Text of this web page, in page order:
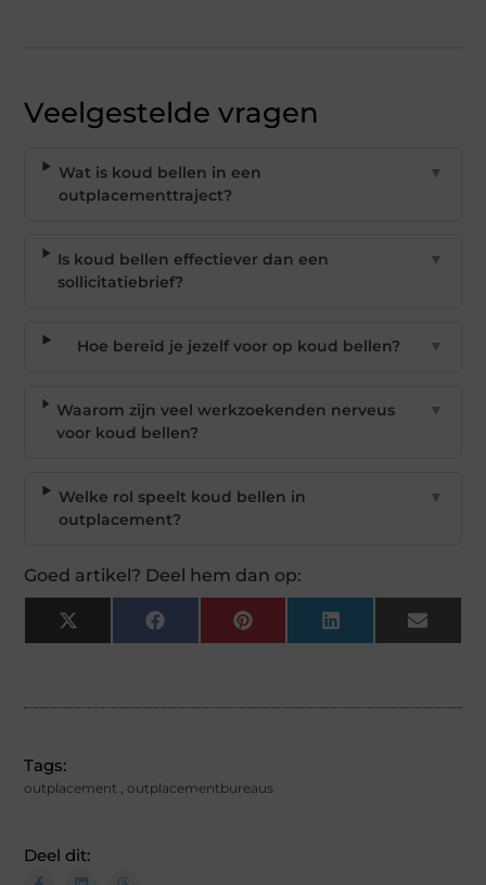
Veelgestelde vragen
Wat is koud bellen in een
outplacementtraject?
▼
Is koud bellen effectiever dan een
sollicitatiebrief?
▼
Hoe bereid je jezelf voor op koud bellen? ▼
Waarom zijn veel werkzoekenden nerveus
voor koud bellen?
▼
Welke rol speelt koud bellen in
outplacement?
▼
Goed artikel? Deel hem dan op:
X
(Twitter)
Facebook Pinterest LinkedIn Email
Tags:
outplacement outplacementbureaus
Deel dit: